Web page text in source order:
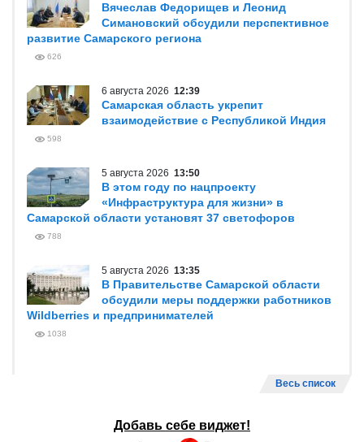
Вячеслав Федорищев и Леонид
Симановский обсудили перспективное
развитие Самарского региона
626
6 августа 2026 12:39
Самарская область укрепит
взаимодействие с Республикой Индия
598
5 августа 2026 13:50
В этом году по нацпроекту
«Инфраструктура для жизни» в
Самарской области установят 37 светофоров
788
5 августа 2026 13:35
В Правительстве Самарской области
обсудили меры поддержки работников
Wildberries и предпринимателей
1038
Весь список
Добавь себе виджет!